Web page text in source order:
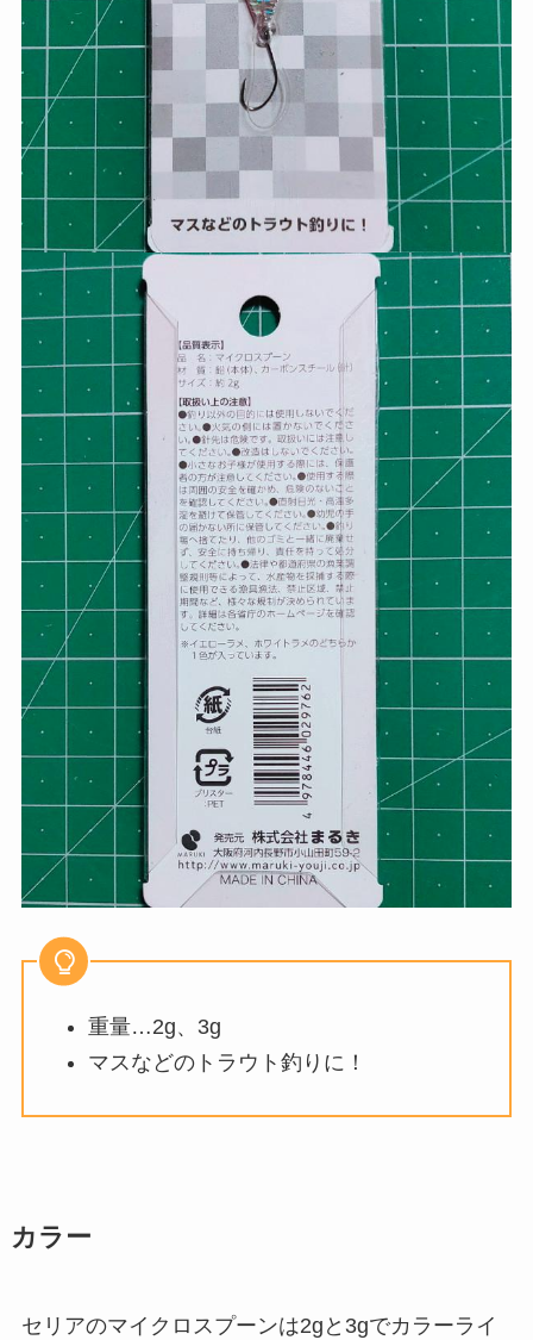
重量…2g、3g
マスなどのトラウト釣りに！
カラー
セリアのマイクロスプーンは2gと3gでカラーライ